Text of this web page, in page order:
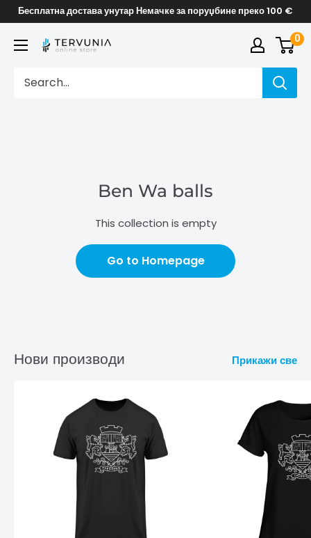
Skip
content
Бесплатна достава унутар Немачке за поруџбине преко 100 €
TERVUNIA
Stores
0
Ben Wa balls
This collection is empty
Go to Homepage
Нови производи Прикажи све